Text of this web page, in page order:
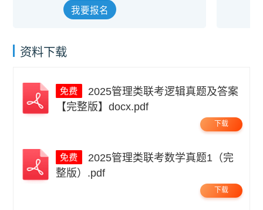
我要报名
资料下载
【完整版】docx.pdf
下载
整版）.pdf
下载